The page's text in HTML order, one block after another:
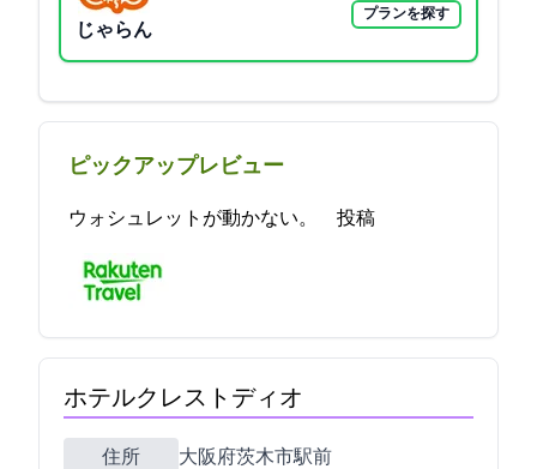
じゃらん
プランを探す
ピックアップレビュー
ウォシュレットが動かない。 2021-10-29 14:18:06投稿
ホテルクレストディオ
住所
大阪府茨木市駅前1-3-2